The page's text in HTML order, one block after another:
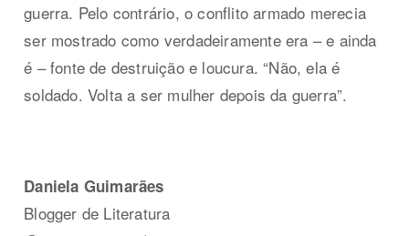
guerra. Pelo contrário, o conflito armado merecia
ser mostrado como verdadeiramente era – e ainda
é – fonte de destruição e loucura. “Não, ela é
soldado. Volta a ser mulher depois da guerra”.
Daniela Guimarães
Blogger de Literatura